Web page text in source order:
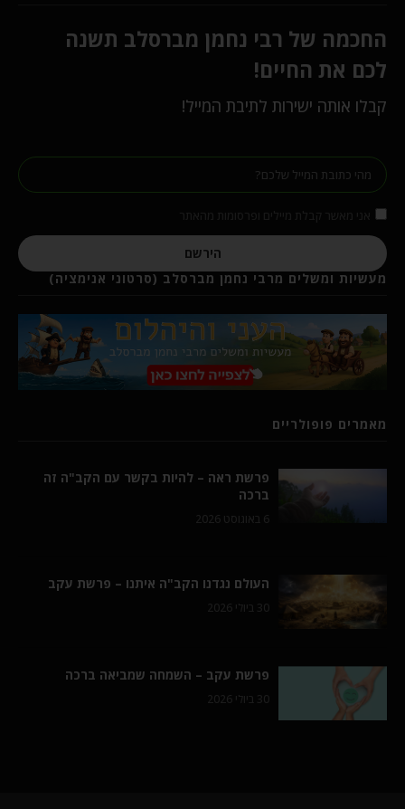
החכמה של רבי נחמן מברסלב תשנה
לכם את החיים!
קבלו אותה ישירות לתיבת המייל!
הירשם
מעשיות ומשלים מרבי נחמן מברסלב (סרטוני אנימציה)
מאמרים פופולריים
פרשת ראה – להיות בקשר עם הקב"ה זה
ברכה
6 באוגוסט 2026
העולם נגדנו הקב"ה איתנו – פרשת עקב
30 ביולי 2026
פרשת עקב – השמחה שמביאה ברכה
30 ביולי 2026